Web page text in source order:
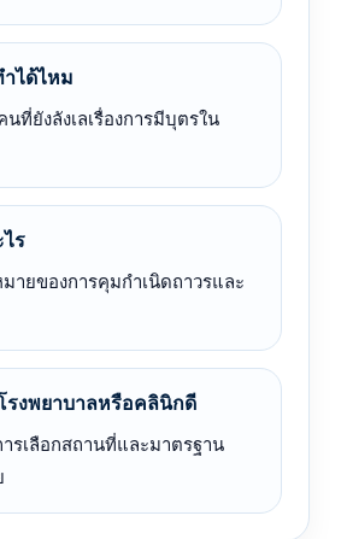
ได้ไหม
นที่ยังลังเลเรื่องการมีบุตรใน
ร
ายของการคุมกำเนิดถาวรและ
รงพยาบาลหรือคลินิกดี
รเลือกสถานที่และมาตรฐาน